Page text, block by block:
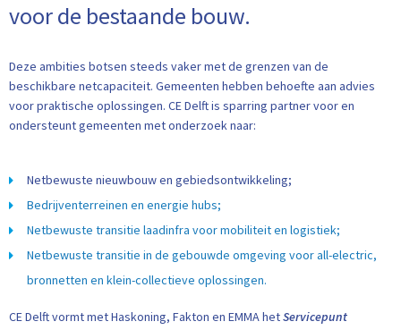
voor de bestaande bouw.
Deze ambities botsen steeds vaker met de grenzen van de
beschikbare netcapaciteit. Gemeenten hebben behoefte aan advies
voor praktische oplossingen. CE Delft is sparring partner voor en
ondersteunt gemeenten met onderzoek naar:
Netbewuste nieuwbouw en gebiedsontwikkeling;
Bedrijventerreinen en energie hubs;
Netbewuste transitie laadinfra voor mobiliteit en logistiek;
Netbewuste transitie in de gebouwde omgeving voor all-electric,
bronnetten en klein-collectieve oplossingen.
CE Delft vormt met Haskoning, Fakton en EMMA hetServicepunt